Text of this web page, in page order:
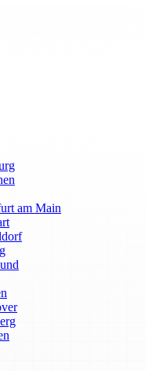
am Main